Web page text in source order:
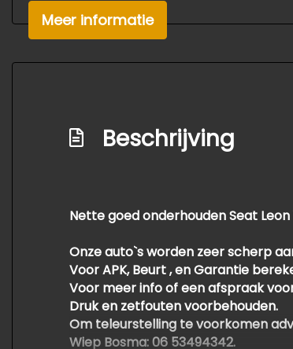
Meer informatie
Beschrijving
Nette goed onderhouden Seat Leon
Onze auto`s worden zeer scherp
Voor APK, Beurt , en Garantie
Voor meer info of een afspraak
Druk en zetfouten voorbehouden.
Om teleurstelling te voorkomen
Wiep Bosma: 06 53494342.